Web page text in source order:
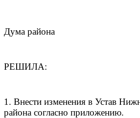
Дума района
РЕШИЛА:
1. Внести изменения в Устав
района согласно приложению.